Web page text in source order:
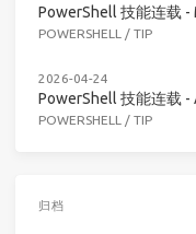
PowerShell 技能连载 -
POWERSHELL / TIP
2026-04-24
PowerShell 技能连载 -
POWERSHELL / TIP
归档